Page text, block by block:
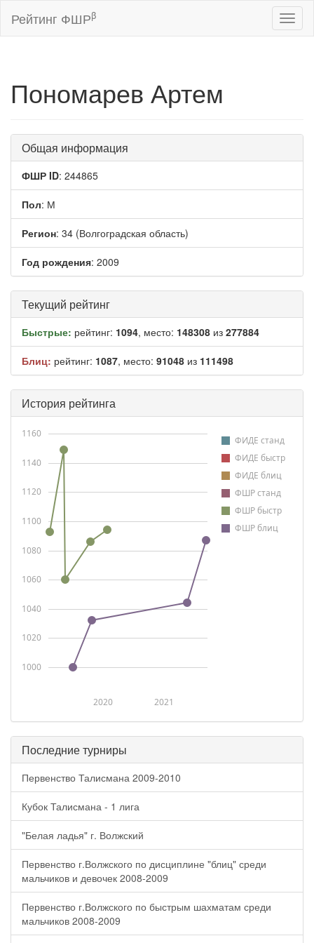
Рейтинг ФШРβ
Пономарев Артем
Общая информация
ФШР ID: 244865
Пол: М
Регион: 34 (Волгоградская область)
Год рождения: 2009
Текущий рейтинг
Быстрые: рейтинг: 1094, место: 148308 из 277884
Блиц: рейтинг: 1087, место: 91048 из 111498
История рейтинга
ФИДЕ станд
ФИДЕ быстр
ФИДЕ блиц
ФШР станд
ФШР быстр
ФШР блиц
2020 2021
1000
1020
1040
1060
1080
1100
1120
1140
1160
Последние турниры
Первенство Талисмана 2009-2010
Кубок Талисмана - 1 лига
"Белая ладья" г. Волжский
Первенство г.Волжского по дисциплине "блиц" среди
мальчиков и девочек 2008-2009
Первенство г.Волжского по быстрым шахматам среди
мальчиков 2008-2009